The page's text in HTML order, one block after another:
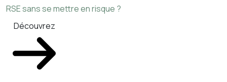
RSE sans se mettre en risque ?
Découvrez